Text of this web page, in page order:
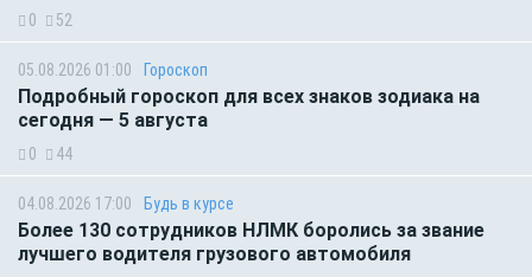
0 52
05.08.2026 01:00 Гороскоп
Подробный гороскоп для всех знаков зодиака на
сегодня — 5 августа
0 44
04.08.2026 17:00 Будь в курсе
Более 130 сотрудников НЛМК боролись за звание
лучшего водителя грузового автомобиля